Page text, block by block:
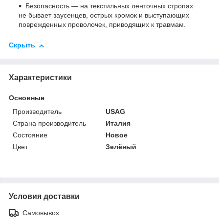
Безопасность — на текстильных ленточных стропах
не бывает заусенцев, острых кромок и выступающих
поврежденных проволочек, приводящих к травмам.
Скрыть
Характеристики
Основные
Производитель
USAG
Страна производитель
Италия
Состояние
Новое
Цвет
Зелёный
Условия доставки
Самовывоз